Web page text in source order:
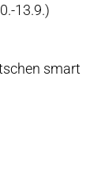
13.9.)
smart